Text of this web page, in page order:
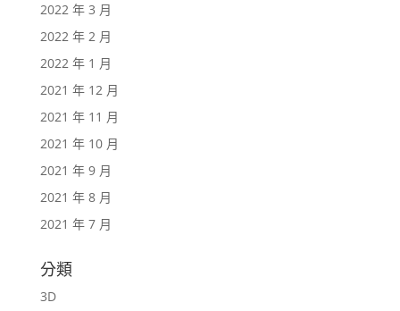
2022 年 3 月
2022 年 2 月
2022 年 1 月
2021 年 12 月
2021 年 11 月
2021 年 10 月
2021 年 9 月
2021 年 8 月
2021 年 7 月
分類
3D